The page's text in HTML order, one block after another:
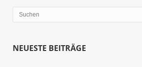
NEUESTE BEITRÄGE